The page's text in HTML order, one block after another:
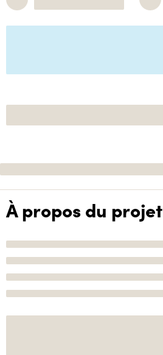
À propos du projet